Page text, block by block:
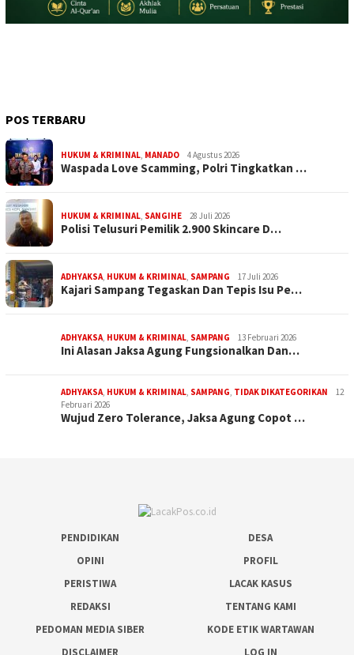
POS TERBARU
HUKUM & KRIMINAL, MANADO 4 Agustus 2026
Waspada Love Scamming, Polri Tingkatkan …
HUKUM & KRIMINAL, SANGIHE 28 Juli 2026
Polisi Telusuri Pemilik 2.900 Skincare D…
ADHYAKSA, HUKUM & KRIMINAL, SAMPANG 17 Juli 2026
Kajari Sampang Tegaskan Dan Tepis Isu Pe…
ADHYAKSA, HUKUM & KRIMINAL, SAMPANG 13 Februari 2026
Ini Alasan Jaksa Agung Fungsionalkan Dan…
ADHYAKSA, HUKUM & KRIMINAL, SAMPANG, TIDAK DIKATEGORIKAN
12
Februari 2026
Wujud Zero Tolerance, Jaksa Agung Copot …
PENDIDIKAN
DESA
OPINI
PROFIL
PERISTIWA
LACAK KASUS
REDAKSI
TENTANG KAMI
PEDOMAN MEDIA SIBER
KODE ETIK WARTAWAN